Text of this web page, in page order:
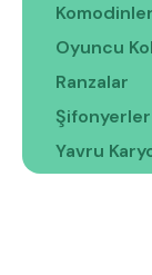
Komodinler
Oyuncu
Ranzalar
Şifonyerler
Yavru